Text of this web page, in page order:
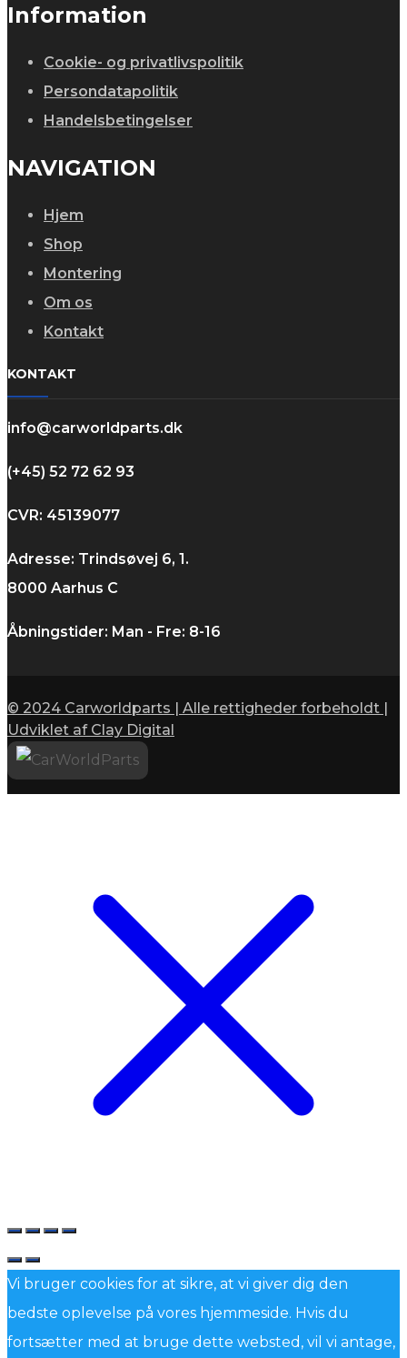
Information
Cookie- og privatlivspolitik
Persondatapolitik
Handelsbetingelser
NAVIGATION
Hjem
Shop
Montering
Om os
Kontakt
KONTAKT
info@carworldparts.dk
(+45) 52 72 62 93
CVR: 45139077
Adresse: Trindsøvej 6, 1.
8000 Aarhus C
Åbningstider: Man - Fre: 8-16
© 2024 Carworldparts | Alle rettigheder forbeholdt |
Udviklet af Clay Digital
Vi bruger cookies for at sikre, at vi giver dig den
bedste oplevelse på vores hjemmeside. Hvis du
fortsætter med at bruge dette websted, vil vi antage,